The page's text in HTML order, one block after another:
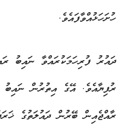
ހުށަހަޅުއްވާފައެވެ.
ރުފިޔާއެވެ. އޭގެ އިތުރުން
ރާއްޖެއިން ބޭރުން ދައުލަތުގެ